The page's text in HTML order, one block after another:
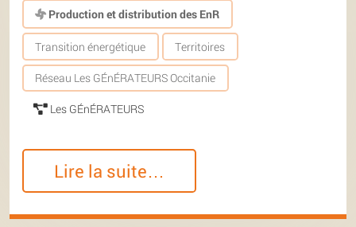
Production et distribution des EnR
Transition énergétique Territoires
Réseau Les GÉnÉRATEURS Occitanie
Les GÉnÉRATEURS
Lire la suite…